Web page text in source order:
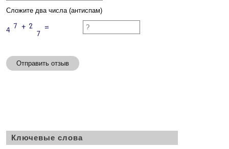
Сложите два числа (антиспам)
Отправить отзыв
Ключевые слова